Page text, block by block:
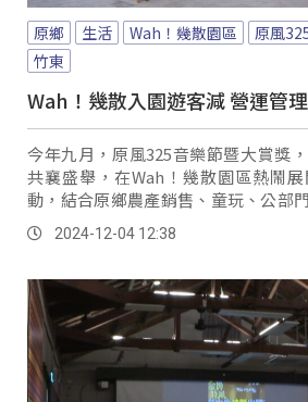
原鄉 生活 Wah！幾散園區
原風
竹東
Wah！幾散入園遊客減 營運管
今年九月，原風325音樂節暨大賞獎
共襄盛舉，在Wah！幾散園區熱鬧
動，結合原鄉農產銷售、童玩、公部
潮前往參與。
2024-12-04 12:38